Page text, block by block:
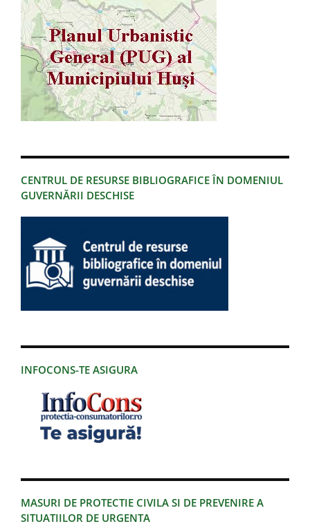
CENTRUL DE RESURSE BIBLIOGRAFICE ÎN DOMENIUL
GUVERNĂRII DESCHISE
INFOCONS-TE ASIGURA
MASURI DE PROTECTIE CIVILA SI DE PREVENIRE A
SITUATIILOR DE URGENTA